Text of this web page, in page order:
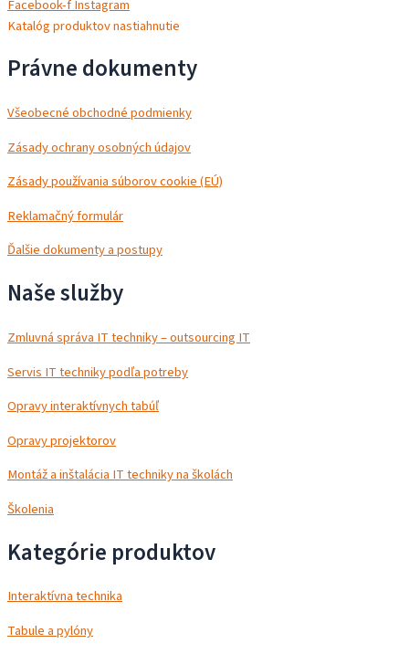
Facebook-fInstagram
Katalóg produktov nastiahnutie
Právne dokumenty
Všeobecné obchodné podmienky
Zásady ochrany osobných údajov
Zásady používania súborov cookie (EÚ)
Reklamačný formulár
Ďalšie dokumenty a postupy
Naše služby
Zmluvná správa IT techniky – outsourcing IT
Servis IT techniky podľa potreby
Opravy interaktívnych tabúľ
Opravy projektorov
Montáž a inštalácia IT techniky na školách
Školenia
Kategórie produktov
Interaktívna technika
Tabule a pylóny